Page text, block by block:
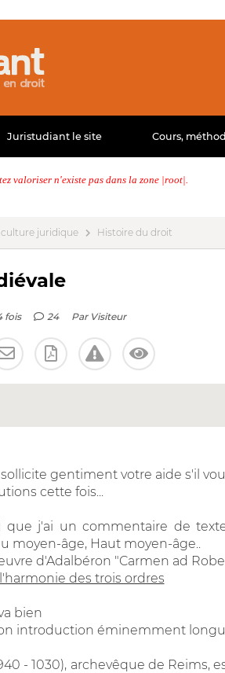
Juristudiant le site Cours,
valoriser n'existe pas dans la zone |root|.
juridique Histoire du droit
fois 24 Par Visiteur
gentiment votre aide s'il
cette fois...
que j'ai un commentaire de
moyen-âge, Haut moyen-âge..
d'Adalbéron "Carmen ad
des trois ordres
bien
introduction éminemment
- 1030), archevêque de Reims,